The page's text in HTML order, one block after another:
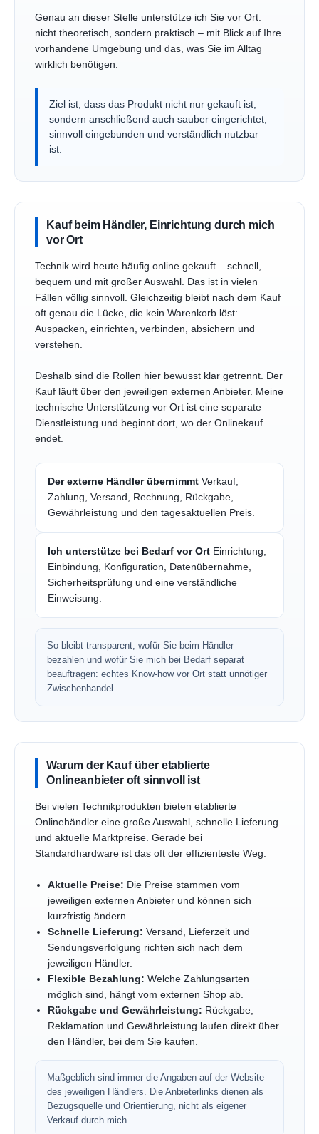
Genau an dieser Stelle unterstütze ich Sie vor Ort:
nicht theoretisch, sondern praktisch – mit Blick auf Ihre
vorhandene Umgebung und das, was Sie im Alltag
wirklich benötigen.
Ziel ist, dass das Produkt nicht nur gekauft ist,
sondern anschließend auch sauber eingerichtet,
sinnvoll eingebunden und verständlich nutzbar
ist.
Kauf beim Händler, Einrichtung durch mich
vor Ort
Technik wird heute häufig online gekauft – schnell,
bequem und mit großer Auswahl. Das ist in vielen
Fällen völlig sinnvoll. Gleichzeitig bleibt nach dem Kauf
oft genau die Lücke, die kein Warenkorb löst:
Auspacken, einrichten, verbinden, absichern und
verstehen.
Deshalb sind die Rollen hier bewusst klar getrennt. Der
Kauf läuft über den jeweiligen externen Anbieter. Meine
technische Unterstützung vor Ort ist eine separate
Dienstleistung und beginnt dort, wo der Onlinekauf
endet.
Der externe Händler übernimmt Verkauf,
Zahlung, Versand, Rechnung, Rückgabe,
Gewährleistung und den tagesaktuellen Preis.
Ich unterstütze bei Bedarf vor Ort Einrichtung,
Einbindung, Konfiguration, Datenübernahme,
Sicherheitsprüfung und eine verständliche
Einweisung.
So bleibt transparent, wofür Sie beim Händler
bezahlen und wofür Sie mich bei Bedarf separat
beauftragen: echtes Know-how vor Ort statt unnötiger
Zwischenhandel.
Warum der Kauf über etablierte
Onlineanbieter oft sinnvoll ist
Bei vielen Technikprodukten bieten etablierte
Onlinehändler eine große Auswahl, schnelle Lieferung
und aktuelle Marktpreise. Gerade bei
Standardhardware ist das oft der effizienteste Weg.
Aktuelle Preise: Die Preise stammen vom
jeweiligen externen Anbieter und können sich
kurzfristig ändern.
Schnelle Lieferung: Versand, Lieferzeit und
Sendungsverfolgung richten sich nach dem
jeweiligen Händler.
Flexible Bezahlung: Welche Zahlungsarten
möglich sind, hängt vom externen Shop ab.
Rückgabe und Gewährleistung: Rückgabe,
Reklamation und Gewährleistung laufen direkt über
den Händler, bei dem Sie kaufen.
Maßgeblich sind immer die Angaben auf der Website
des jeweiligen Händlers. Die Anbieterlinks dienen als
Bezugsquelle und Orientierung, nicht als eigener
Verkauf durch mich.